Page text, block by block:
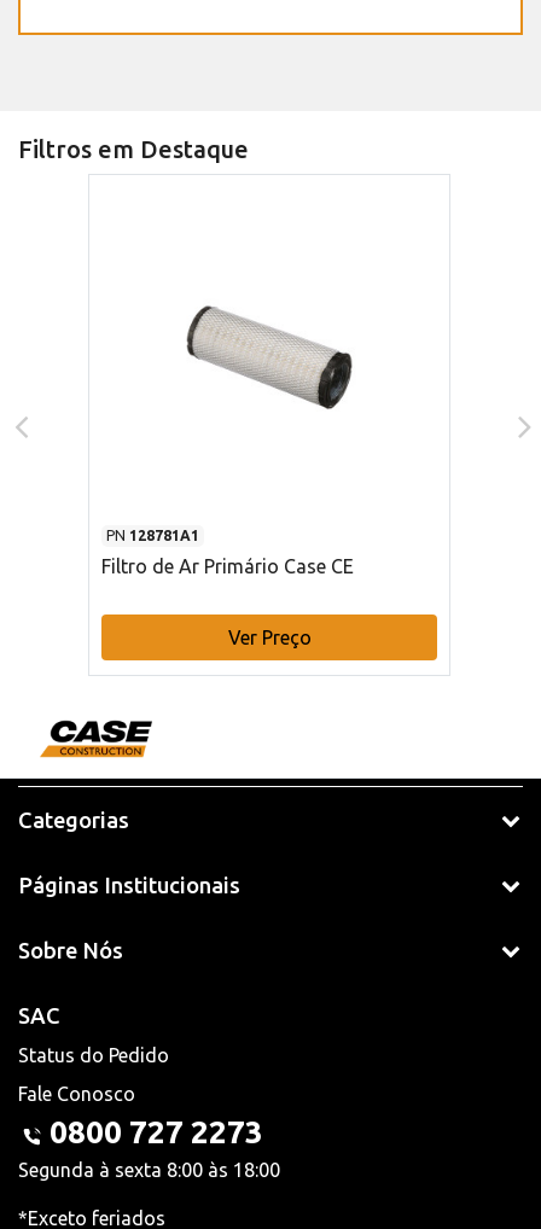
Filtros em Destaque
PN 128781A1
Filtro de Ar Primário Case CE
Ver Preço
Categorias
Páginas Institucionais
Sobre Nós
SAC
Status do Pedido
Fale Conosco
0800 727 2273
Segunda à sexta 8:00 às 18:00
*Exceto feriados